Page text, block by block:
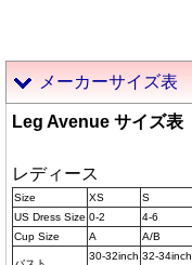
メーカーサイズ表
Leg Avenue サイズ表
レディース
Size XS S
US Dress Size 0-2 4-6
Cup Size
A A/B
30-32inch 32-34inch